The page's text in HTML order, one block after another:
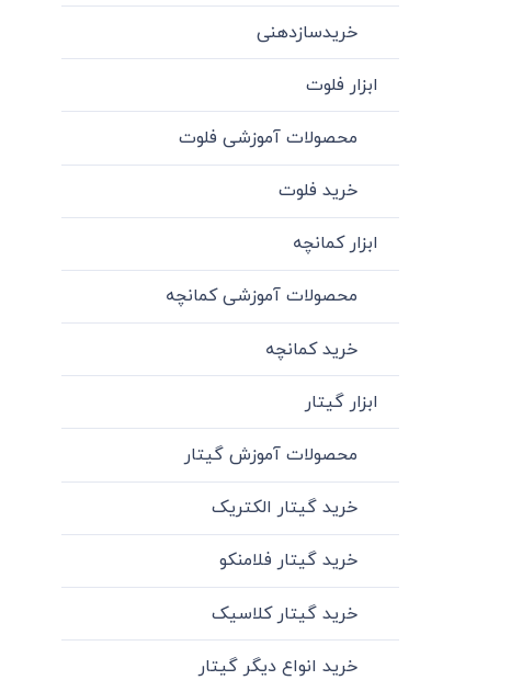
خریدسازدهنی
ابزار فلوت
محصولات آموزشی فلوت
خرید فلوت
ابزار کمانچه
محصولات آموزشی کمانچه
خرید کمانچه
ابزار گیتار
محصولات آموزش گیتار
خرید گیتار الکتریک
خرید گیتار فلامنکو
خرید گیتار کلاسیک
خرید انواع دیگر گیتار